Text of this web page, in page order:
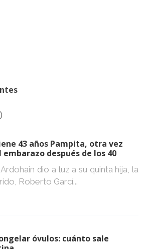
43 años Pampita, otra vez
después de los 40
Ardohain dio a luz a su quinta hija, la
Roberto Garcí...
óvulos: cuánto sale